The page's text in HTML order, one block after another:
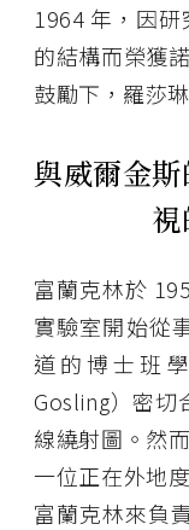
1964 年，因
的結構而榮獲
鼓勵下，羅莎
與威爾金
富蘭克林於
實驗室開始從
道的博士班
Gosling）密切
線繞射圖。然
一位正在外地
富蘭克林來負